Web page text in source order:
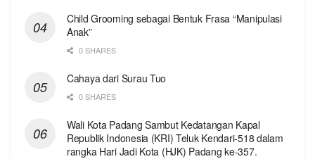
Child Grooming sebagai Bentuk Frasa “Manipulasi
Anak”
0 SHARES
Cahaya dari Surau Tuo
0 SHARES
Wali Kota Padang Sambut Kedatangan Kapal
Republik Indonesia (KRI) Teluk Kendari-518 dalam
rangka Hari Jadi Kota (HJK) Padang ke-357.